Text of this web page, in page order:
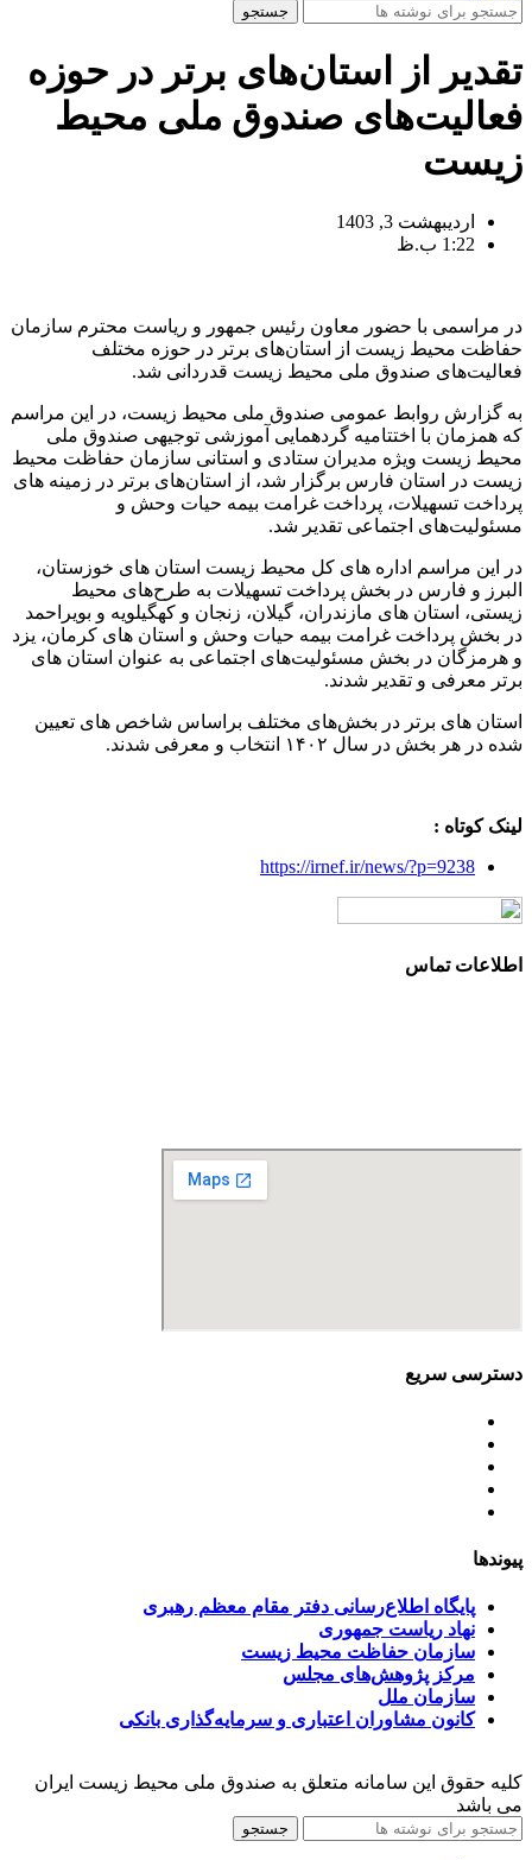
جستجو
تقدیر از استان‌های برتر در حوزه
فعالیت‌های صندوق ملی محیط
زیست
اردیبهشت 3, 1403
1:22 ب.ظ
در مراسمی با حضور معاون رئیس جمهور و ریاست محترم سازمان
حفاظت محیط زیست از استان‌های برتر در حوزه مختلف
فعالیت‌های صندوق ملی محیط زیست قدردانی شد.
به گزارش روابط عمومی صندوق ملی محیط زیست، در این مراسم
که همزمان با اختتامیه گردهمایی آموزشی توجیهی صندوق ملی
محیط زیست ویژه مدیران ستادی و استانی سازمان حفاظت محیط
زیست در استان فارس برگزار شد، از استان‌های برتر در زمینه های
پرداخت تسهیلات، پرداخت غرامت بیمه حیات وحش و
مسئولیت‌های اجتماعی تقدیر شد.
در این مراسم اداره های کل محیط زیست استان های خوزستان،
البرز و فارس در بخش پرداخت تسهیلات به طرح‌های محیط
زیستی، استان های مازندران، گیلان، زنجان و کهگیلویه و بویراحمد
در بخش پرداخت غرامت بیمه حیات وحش و استان های کرمان، یزد
و هرمزگان در بخش مسئولیت‌های اجتماعی به عنوان استان های
برتر معرفی و تقدیر شدند.
استان های برتر در بخش‌های مختلف براساس شاخص های تعیین
شده در هر بخش در سال ۱۴۰۲ انتخاب و معرفی شدند.
لینک کوتاه :
https://irnef.ir/news/?p=9238
اطلاعات تماس
دسترسی سریع
پیوندها
پایگاه اطلاع‌رسانی دفتر مقام معظم رهبری
نهاد ریاست جمهوری
سازمان حفاظت محیط زیست
مرکز پژوهش‌های مجلس
سازمان ملل
کانون مشاوران اعتباری و سرمایه‌گذاری بانکی
کلیه حقوق این سامانه متعلق به صندوق ملی محیط زیست ایران
می باشد
جستجو